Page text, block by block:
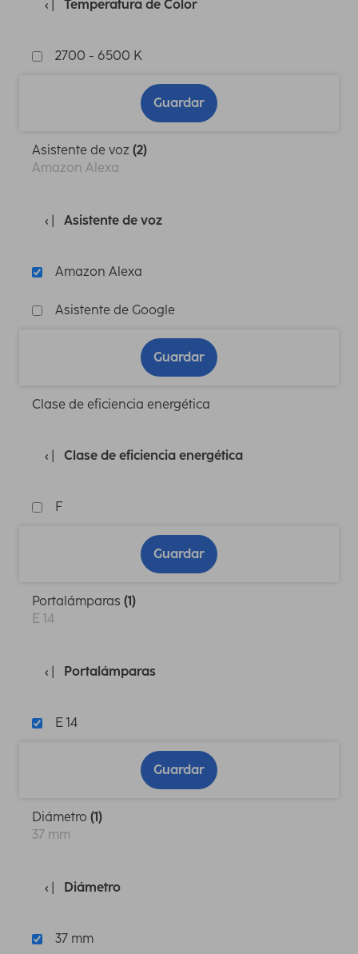
Temperatura de Color
2700 - 6500 K
Guardar
Asistente de voz (2)
Amazon Alexa
Asistente de voz
Amazon Alexa
Asistente de Google
Guardar
Clase de eficiencia energética
Clase de eficiencia energética
F
Guardar
Portalámparas (1)
E 14
Portalámparas
E 14
Guardar
Diámetro (1)
37 mm
Diámetro
37 mm